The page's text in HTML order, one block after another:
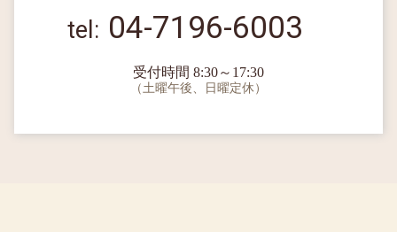
04-7196-6003
受付時間 8:30～17:30
（土曜午後、日曜定休）